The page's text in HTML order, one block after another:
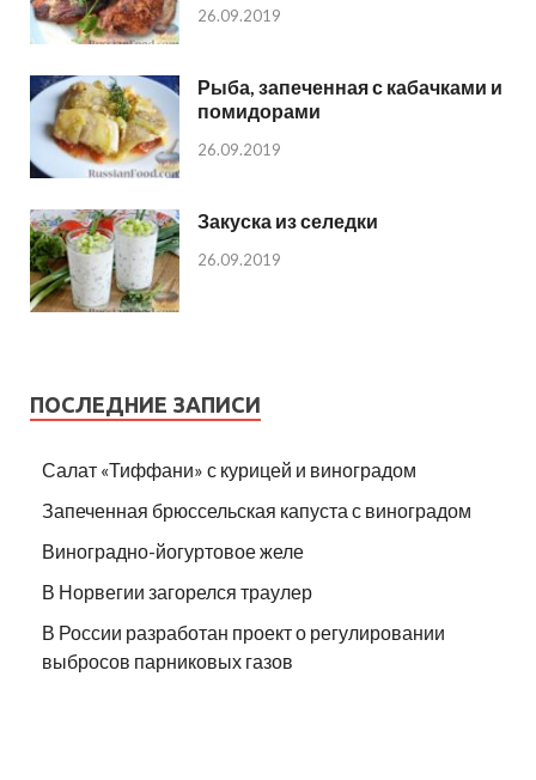
26.09.2019
Рыба, запеченная с кабачками и
помидорами
26.09.2019
Закуска из селедки
26.09.2019
ПОСЛЕДНИЕ ЗАПИСИ
Салат «Тиффани» с курицей и виноградом
Запеченная брюссельская капуста с виноградом
Виноградно-йогуртовое желе
В Норвегии загорелся траулер
В России разработан проект о регулировании
выбросов парниковых газов